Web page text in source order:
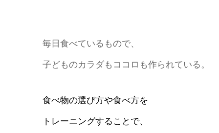
毎日食べているもので、
子どものカラダもココロも作られている。
食べ物の選び方や食べ方を
トレーニングすることで、